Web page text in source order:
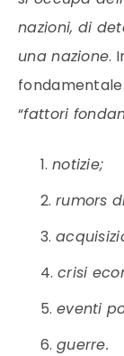
nazioni, di
una nazione.
“fattori
notizie;
rumors
crisi
eventi
guerre.